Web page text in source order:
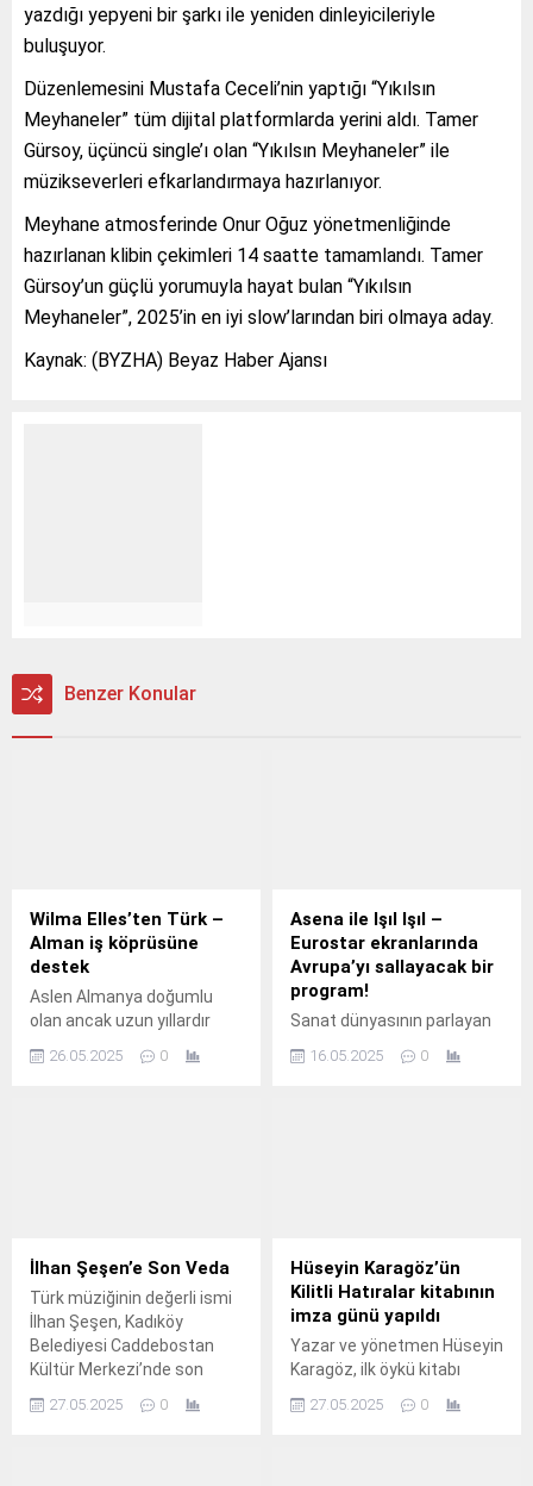
yazdığı yepyeni bir şarkı ile yeniden dinleyicileriyle
buluşuyor.
Düzenlemesini Mustafa Ceceli’nin yaptığı “Yıkılsın
Meyhaneler” tüm dijital platformlarda yerini aldı. Tamer
Gürsoy, üçüncü single’ı olan “Yıkılsın Meyhaneler” ile
müzikseverleri efkarlandırmaya hazırlanıyor.
Meyhane atmosferinde Onur Oğuz yönetmenliğinde
hazırlanan klibin çekimleri 14 saatte tamamlandı. Tamer
Gürsoy’un güçlü yorumuyla hayat bulan “Yıkılsın
Meyhaneler”, 2025’in en iyi slow’larından biri olmaya aday.
Kaynak: (BYZHA) Beyaz Haber Ajansı
Benzer Konular
Wilma Elles’ten Türk –
Alman iş köprüsüne
destek
Aslen Almanya doğumlu
olan ancak uzun yıllardır
eden ve çocuklarını bir Türk
26.05.2025 0
Asena ile Işıl Işıl –
Eurostar ekranlarında
Avrupa’yı sallayacak bir
program!
Sanat dünyasının parlayan
ekranlara bambaşka bir ışıltı
16.05.2025 0
İlhan Şeşen’e Son Veda
Türk müziğinin değerli ismi
İlhan Şeşen, Kadıköy
Belediyesi Caddebostan
Kültür Merkezi’nde son
27.05.2025 0
Hüseyin Karagöz’ün
Kilitli Hatıralar kitabının
imza günü yapıldı
Yazar ve yönetmen Hüseyin
Karagöz, ilk öykü kitabı
dünyasına giriş yaptı.
27.05.2025 0